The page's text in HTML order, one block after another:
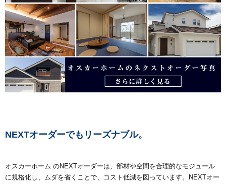
NEXTオーダーでもリーズナブル。
オスカーホーム のNEXTオーダーは、部材や空間を合理的なモジュール
に規格化し、ムダを省くことで、コスト低減を図っています。NEXTオー